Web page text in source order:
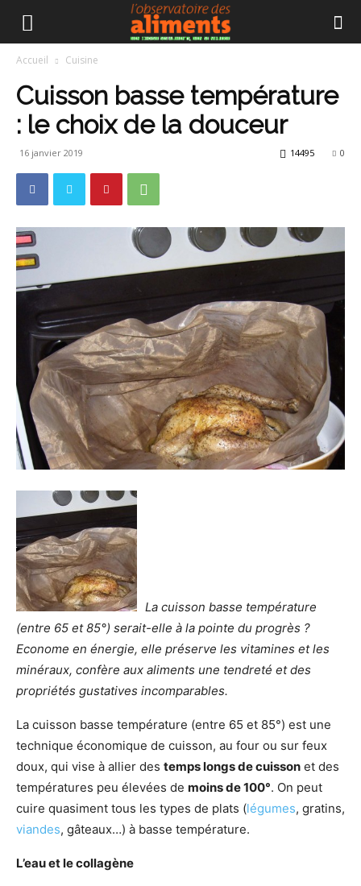
Accueil Cuisine
Cuisson basse température
: le choix de la douceur
16 janvier 2019 0
14495
La cuisson basse température
(entre 65 et 85°) serait-elle à la pointe du progrès ?
Econome en énergie, elle préserve les vitamines et les
minéraux, confère aux aliments une tendreté et des
propriétés gustatives incomparables.
La cuisson basse température (entre 65 et 85°) est une
technique économique de cuisson, au four ou sur feux
doux, qui vise à allier des temps longs de cuisson et des
températures peu élevées de moins de 100°. On peut
cuire quasiment tous les types de plats (légumes, gratins,
viandes, gâteaux…) à basse température.
L’eau et le collagène